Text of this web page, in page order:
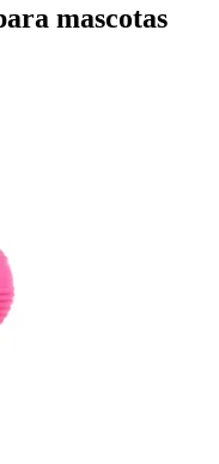
mascotas